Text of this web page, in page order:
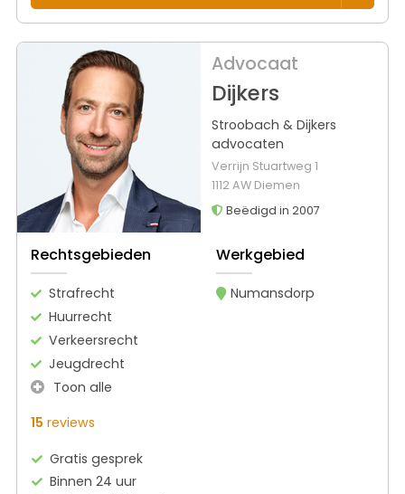
Advocaat
Dijkers
Stroobach & Dijkers
advocaten
Verrijn Stuartweg 1
1112 AW Diemen
Beëdigd in 2007
Rechtsgebieden
Strafrecht
Huurrecht
Verkeersrecht
Jeugdrecht
Toon alle
Werkgebied
Numansdorp
15 reviews
Gratis gesprek
Binnen 24 uur